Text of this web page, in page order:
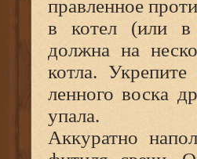
правленное
в котел (или
должна на
котла.
ленного воска
упала.
Аккуратно